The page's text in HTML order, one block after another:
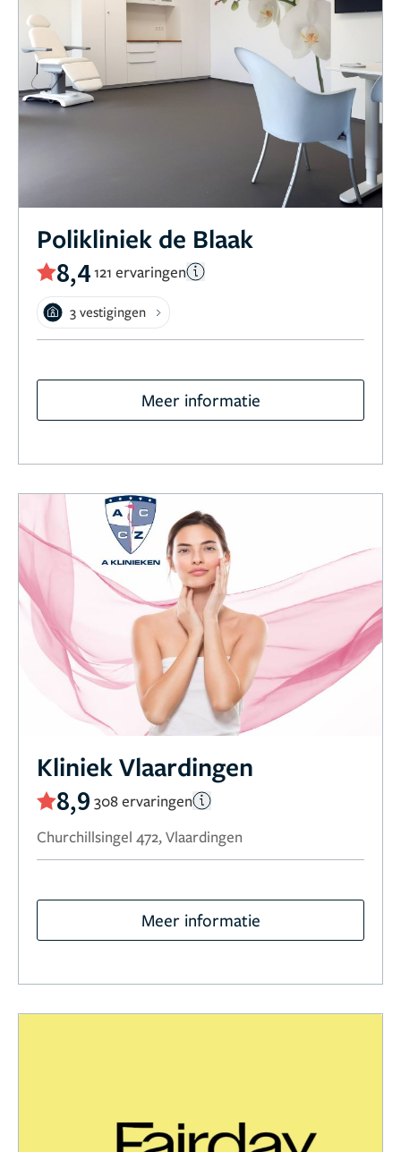
Polikliniek de Blaak
8,4121 ervaringen
3 vestigingen
Meer informatie
Kliniek Vlaardingen
8,9 308 ervaringen
Churchillsingel 472, Vlaardingen
Meer informatie